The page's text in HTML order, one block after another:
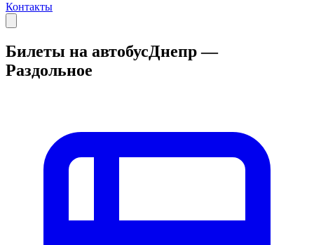
Контакты
Билеты на автобусДнепр —
Раздольное